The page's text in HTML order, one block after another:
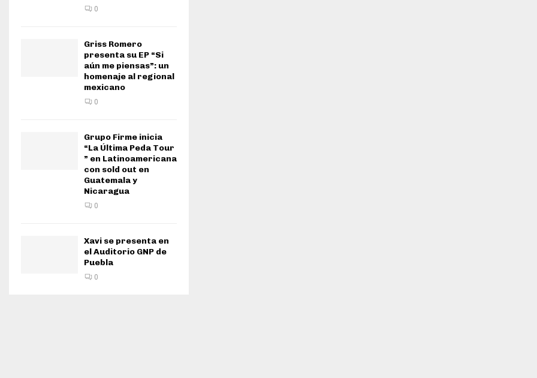
0
Griss Romero
presenta su EP “Si
aún me piensas”: un
homenaje al regional
mexicano
0
Grupo Firme inicia
“La Última Peda Tour
” en Latinoamericana
con sold out en
Guatemala y
Nicaragua
0
Xavi se presenta en
el Auditorio GNP de
Puebla
0